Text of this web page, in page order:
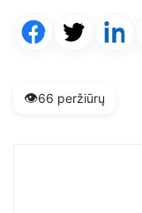
👁️66 peržiūrų